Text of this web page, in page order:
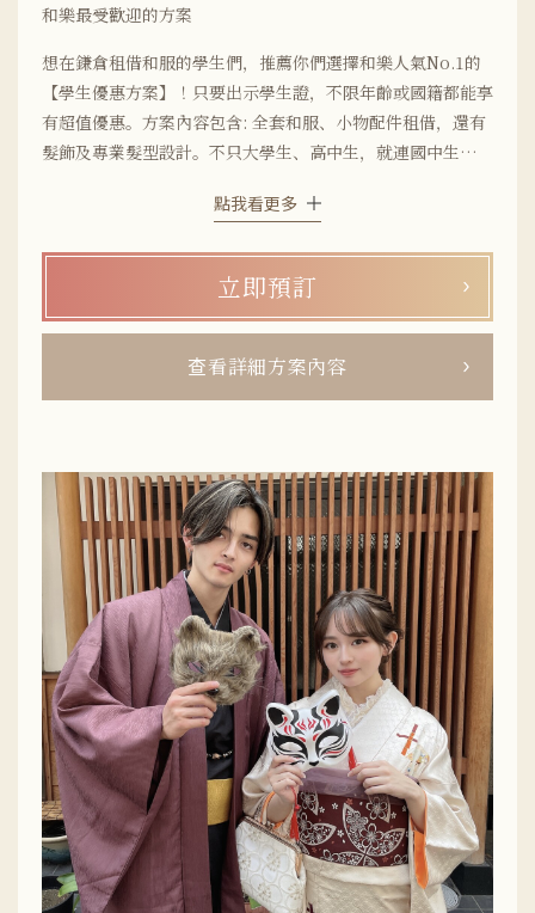
和樂最受歡迎的方案
想在鎌倉租借和服的學生們，推薦你們選擇和樂人氣No.1的
【學生優惠方案】！只要出示學生證，不限年齡或國籍都能享
有超值優惠。方案內容包含: 全套和服、小物配件租借，還有
髮飾及專業髮型設計。不只大學生、高中生，就連國中生都可
董風、簡約風、日系甜美風通通有，方案還包含配件小物與行
站」走路5分鐘，熱門觀光景點就在附近，交通超便利！店內
有多位專業著裝師及婚禮造型經驗豐富的造型師為您服務，第
一次體驗和服也能很安心~想在鎌倉穿上可愛又實惠的和服，
點我看更多
立即預訂
查看詳細方案內容